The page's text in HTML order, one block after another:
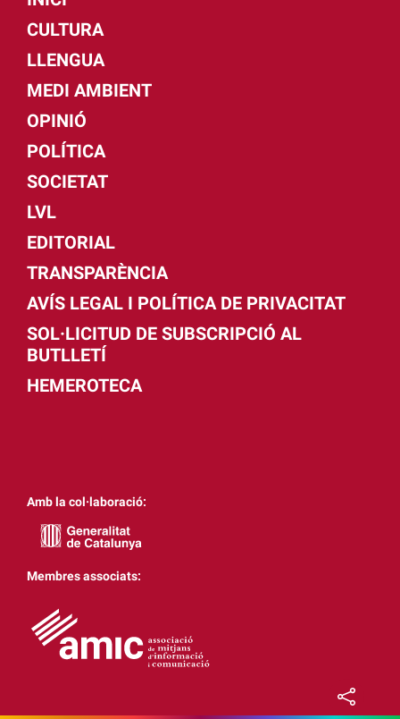
CULTURA
LLENGUA
MEDI AMBIENT
OPINIÓ
POLÍTICA
SOCIETAT
LVL
EDITORIAL
TRANSPARÈNCIA
AVÍS LEGAL I POLÍTICA DE PRIVACITAT
SOL·LICITUD DE SUBSCRIPCIÓ AL
BUTLLETÍ
HEMEROTECA
Amb la col·laboració:
Membres associats: